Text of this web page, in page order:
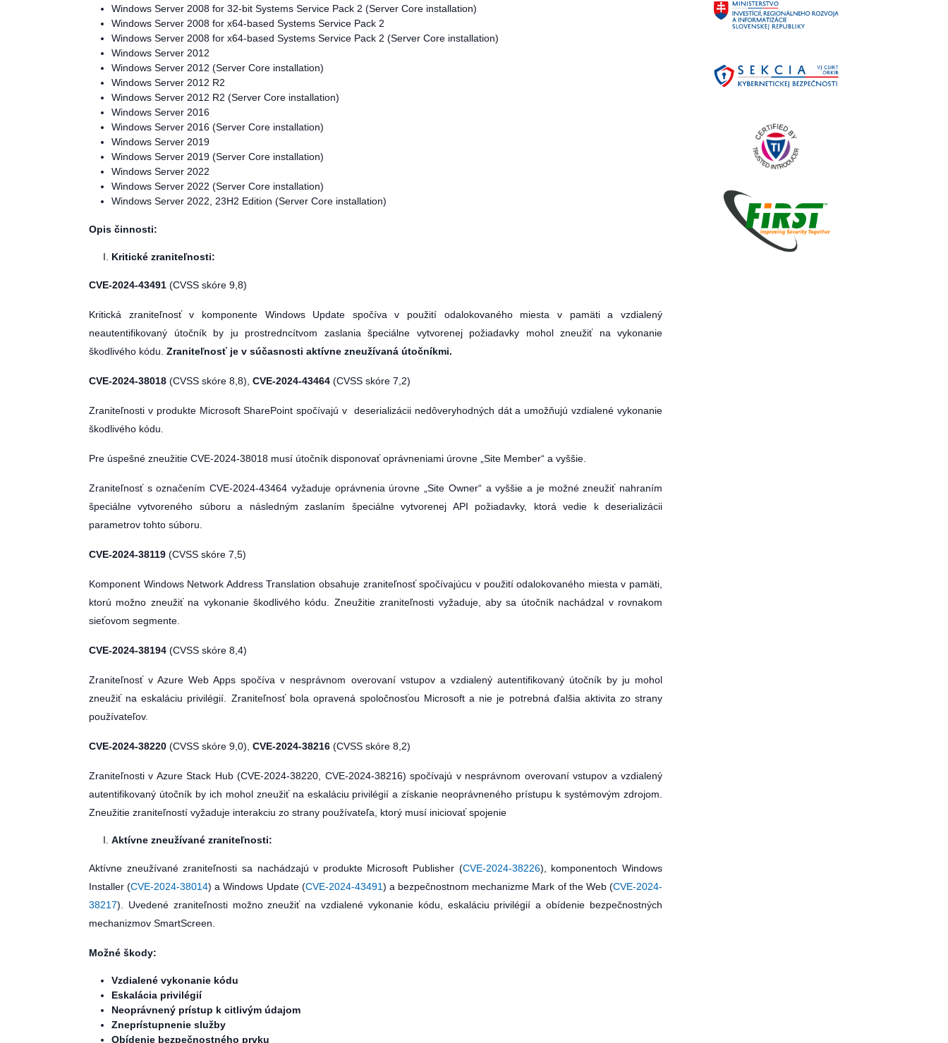
Windows Server 2008 for 32-bit Systems Service Pack 2 (Server Core installation)
Windows Server 2008 for x64-based Systems Service Pack 2
Windows Server 2008 for x64-based Systems Service Pack 2 (Server Core installation)
Windows Server 2012
Windows Server 2012 (Server Core installation)
Windows Server 2012 R2
Windows Server 2012 R2 (Server Core installation)
Windows Server 2016
Windows Server 2016 (Server Core installation)
Windows Server 2019
Windows Server 2019 (Server Core installation)
Windows Server 2022
Windows Server 2022 (Server Core installation)
Windows Server 2022, 23H2 Edition (Server Core installation)
Opis činnosti:
Kritické zraniteľnosti:
CVE-2024-43491 (CVSS skóre 9,8)
Kritická zraniteľnosť v komponente Windows Update spočíva v použití odalokovaného miesta v pamäti a vzdialený
neautentifikovaný útočník by ju prostredncítvom zaslania špeciálne vytvorenej požiadavky mohol zneužiť na vykonanie
škodlivého kódu. Zraniteľnosť je v súčasnosti aktívne zneužívaná útočníkmi.
CVE-2024-38018 (CVSS skóre 8,8), CVE-2024-43464 (CVSS skóre 7,2)
Zraniteľnosti v produkte Microsoft SharePoint spočívajú v deserializácii nedôveryhodných dát a umožňujú vzdialené vykonanie
škodlivého kódu.
Pre úspešné zneužitie CVE-2024-38018 musí útočník disponovať oprávneniami úrovne „Site Member“ a vyššie.
Zraniteľnosť s označením CVE-2024-43464 vyžaduje oprávnenia úrovne „Site Owner“ a vyššie a je možné zneužiť nahraním
špeciálne vytvoreného súboru a následným zaslaním špeciálne vytvorenej API požiadavky, ktorá vedie k deserializácii
parametrov tohto súboru.
CVE-2024-38119 (CVSS skóre 7,5)
Komponent Windows Network Address Translation obsahuje zraniteľnosť spočívajúcu v použití odalokovaného miesta v pamäti,
ktorú možno zneužiť na vykonanie škodlivého kódu. Zneužitie zraniteľnosti vyžaduje, aby sa útočník nachádzal v rovnakom
sieťovom segmente.
CVE-2024-38194 (CVSS skóre 8,4)
Zraniteľnosť v Azure Web Apps spočíva v nesprávnom overovaní vstupov a vzdialený autentifikovaný útočník by ju mohol
zneužiť na eskaláciu privilégií. Zraniteľnosť bola opravená spoločnosťou Microsoft a nie je potrebná ďalšia aktivita zo strany
používateľov.
CVE-2024-38220 (CVSS skóre 9,0), CVE-2024-38216 (CVSS skóre 8,2)
Zraniteľnosti v Azure Stack Hub (CVE-2024-38220, CVE-2024-38216) spočívajú v nesprávnom overovaní vstupov a vzdialený
autentifikovaný útočník by ich mohol zneužiť na eskaláciu privilégií a získanie neoprávneného prístupu k systémovým zdrojom.
Zneužitie zraniteľností vyžaduje interakciu zo strany používateľa, ktorý musí iniciovať spojenie
Aktívne zneužívané zraniteľnosti:
Aktívne zneužívané zraniteľnosti sa nachádzajú v produkte Microsoft Publisher (CVE-2024-38226), komponentoch Windows
Installer (CVE-2024-38014) a Windows Update (CVE-2024-43491) a bezpečnostnom mechanizme Mark of the Web (CVE-2024-
38217). Uvedené zraniteľnosti možno zneužiť na vzdialené vykonanie kódu, eskaláciu privilégií a obídenie bezpečnostných
mechanizmov SmartScreen.
Možné škody:
Vzdialené vykonanie kódu
Eskalácia privilégií
Neoprávnený prístup k citlivým údajom
Zneprístupnenie služby
Obídenie bezpečnostného prvku